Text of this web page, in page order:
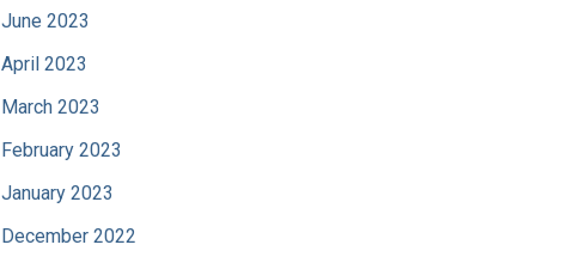
June 2023
April 2023
March 2023
February 2023
January 2023
December 2022